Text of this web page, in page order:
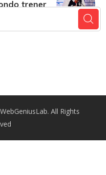
trener
All Rights